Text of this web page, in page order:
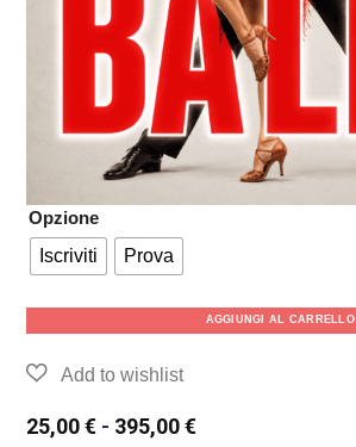
Opzione
Iscriviti
Prova
AGGIUNGI AL CARRELLO
25,00€ - 395,00€